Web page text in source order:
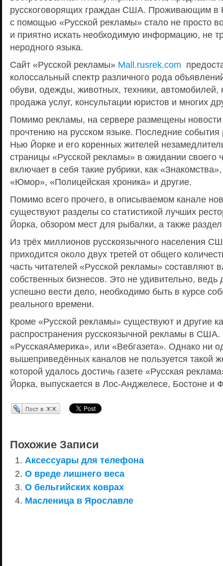
русскоговорящих граждан США. Проживающим в
с помощью «Русской рекламы» стало не просто
и приятно искать необходимую информацию, не
неродного языка.
Сайт «Русской рекламы» Mall.rusrek.com
колоссальный спектр различного рода
обуви, одежды, животных, техники, автомобилей,
продажа услуг, консультации юристов и многих
Помимо рекламы, на сервере размещены
прочтению на русском языке. Последние
Нью Йорке и его коренных жителей
страницы «Русской рекламы» в ожидании своего
включает в себя такие рубрики, как
«Юмор», «Полицейская хроника» и другие.
Помимо всего прочего, в описываемом канале
существуют разделы со статистикой лучших
Йорка, обзором мест для рыбалки, а также
Из трёх миллионов русскоязычного населения
приходится около двух третей от общего
часть читателей «Русской рекламы» составляют
собственных бизнесов. Это не удивительно, ведь
успешно вести дело, необходимо быть в курсе
реального времени.
Кроме «Русской рекламы» существуют и другие
распространения русскоязычной рекламы в
«РусскаяАмерика», или «Вебгазета». Однако ни
вышеприведённых каналов не пользуется такой
которой удалось достичь газете «Русская
Йорка, выпускается в Лос-Анджелесе, Бостоне и
Перепост в ЖЖ
Похожие Записи
Аксессуары для телефона
О вреде лишнего веса
О бельгийских коврах
Масленица в Ярославле